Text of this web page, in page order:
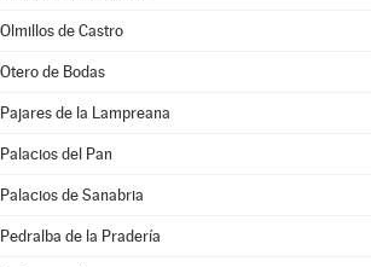
Olmillos de Castro
Otero de Bodas
Pajares de la Lampreana
Palacios del Pan
Palacios de Sanabria
Pedralba de la Pradería